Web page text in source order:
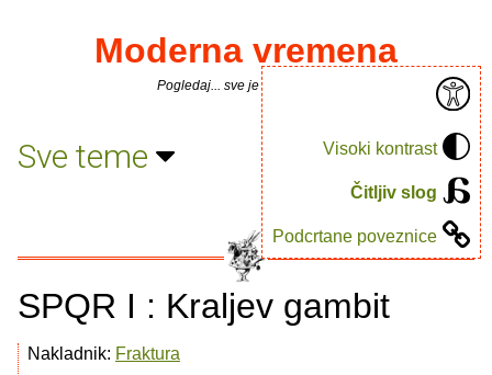
Visoki kontrast
Čitljiv slog
Podcrtane poveznice
Moderna vremena
Pogledaj... sve je puno knjiga.
Sve teme
SPQR I : Kraljev gambit
Nakladnik: Fraktura